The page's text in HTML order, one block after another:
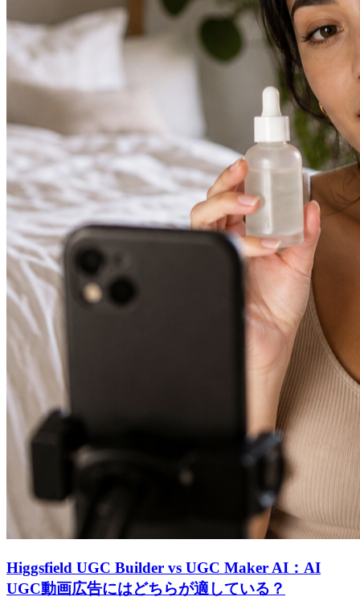
Higgsfield UGC Builder vs UGC Maker AI：AI
UGC動画広告にはどちらが適している？